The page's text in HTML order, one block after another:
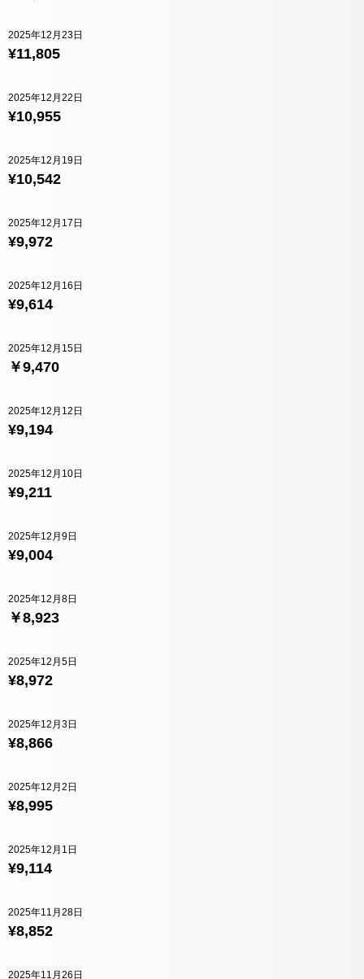
¥11,805
2025年12月23日
¥10,955
2025年12月22日
¥10,542
2025年12月19日
¥9,972
2025年12月17日
¥9,614
2025年12月16日
￥9,470
2025年12月15日
¥9,194
2025年12月12日
¥9,211
2025年12月10日
¥9,004
2025年12月9日
￥8,923
2025年12月8日
¥8,972
2025年12月5日
¥8,866
2025年12月3日
¥8,995
2025年12月2日
¥9,114
2025年12月1日
¥8,852
2025年11月28日
2025年11月26日